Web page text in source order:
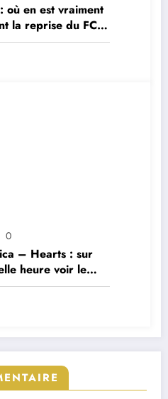
où en est vraiment
la reprise du FC
0
– Hearts : sur
heure voir le